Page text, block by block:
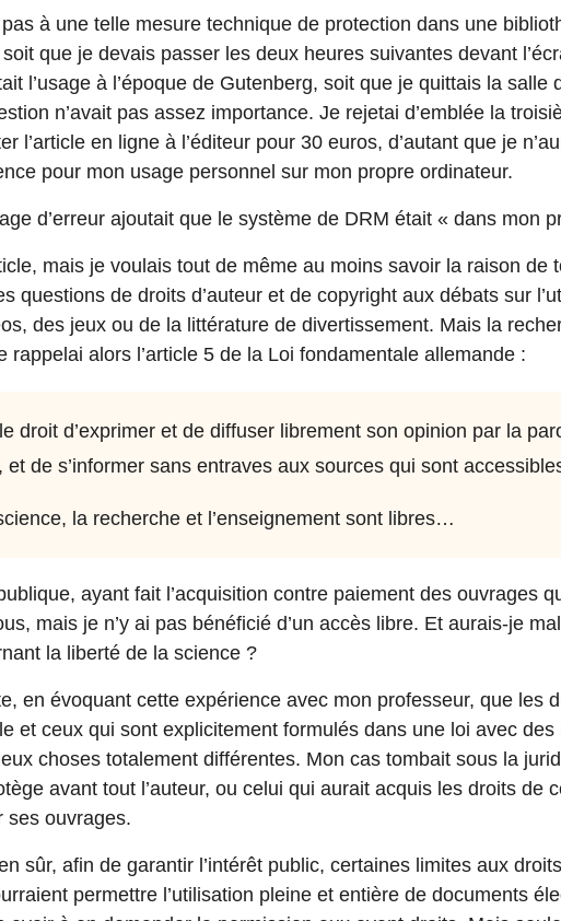
pas à une telle mesure technique de protection dans une
que je devais passer les deux heures suivantes devant
l’usage à l’époque de Gutenberg, soit que je quittais la salle
n’avait pas assez importance. Je rejetai d’emblée la
l’article en ligne à l’éditeur pour 30 euros, d’autant que je
pour mon usage personnel sur mon propre ordinateur.
d’erreur ajoutait que le système de DRM était « dans mon
mais je voulais tout de même au moins savoir la raison de
questions de droits d’auteur et de copyright aux débats sur
des jeux ou de la littérature de divertissement. Mais la
rappelai alors l’article 5 de la Loi fondamentale allemande :
droit d’exprimer et de diffuser librement son opinion par la
et de s’informer sans entraves aux sources qui sont
la recherche et l’enseignement sont libres…
ayant fait l’acquisition contre paiement des ouvrages
mais je n’y ai pas bénéficié d’un accès libre. Et aurais-je
la liberté de la science ?
en évoquant cette expérience avec mon professeur, que les
et ceux qui sont explicitement formulés dans une loi avec des
choses totalement différentes. Mon cas tombait sous la
avant tout l’auteur, ou celui qui aurait acquis les droits de
ses ouvrages.
sûr, afin de garantir l’intérêt public, certaines limites aux
permettre l’utilisation pleine et entière de documents